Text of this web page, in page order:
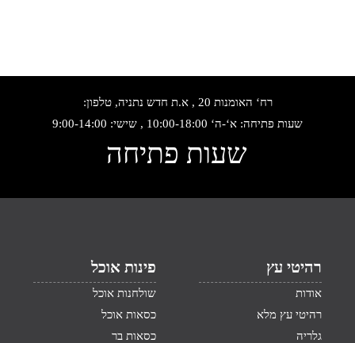
רח‘ האומנות 20 , א.ת חדש נתניה, טלפון:
שעות פתיחה: א‘-ה‘ 10:00-18:00 , שישי: 9:00-14:00
שעות פתיחה
רהיטי עץ
אודות
רהיטי עץ מלא
גלריה
פינות אוכל
שולחנות אוכל
כסאות אוכל
כסאות בר